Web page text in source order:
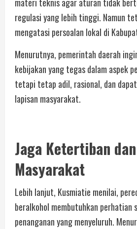
regulasi yang lebih tinggi. Namun
mengatasi persoalan lokal di
Menurutnya, pemerintah daerah
kebijakan yang tegas dalam aspek
tetapi tetap adil, rasional, dan
lapisan masyarakat.
Jaga Ketertiban
Masyarakat
Lebih lanjut, Kusmiatie menilai,
beralkohol membutuhkan perhatian
penanganan yang menyeluruh.